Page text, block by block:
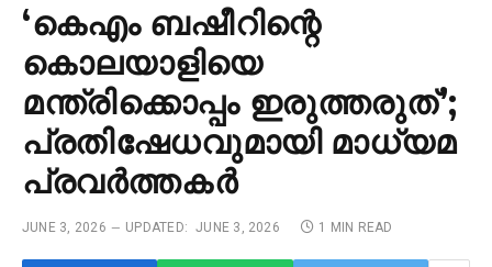
‘കെഎം ബഷീറിന്റെ
കൊലയാളിയെ
മന്ത്രിക്കൊപ്പം ഇരുത്തരുത്’;
പ്രതിഷേധവുമായി മാധ്യമ
പ്രവര്‍ത്തകര്‍
JUNE 3, 2026 UPDATED: JUNE 3, 2026 1 MIN READ